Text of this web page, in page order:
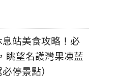
息站美食攻略！必
眺望名護灣果凍藍
停景點）